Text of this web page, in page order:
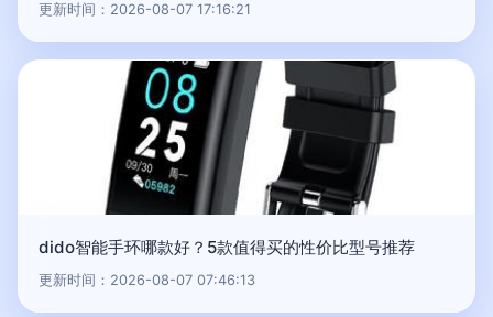
更新时间：2026-08-07 17:16:21
dido智能手环哪款好？5款值得买的性价比型号推荐
更新时间：2026-08-07 07:46:13